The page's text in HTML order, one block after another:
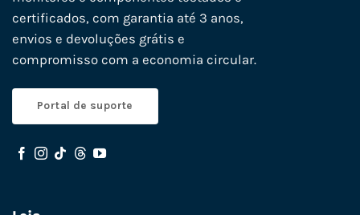
certificados, com garantia até 3 anos,
envios e devoluções grátis e
compromisso com a economia circular.
Portal de suporte